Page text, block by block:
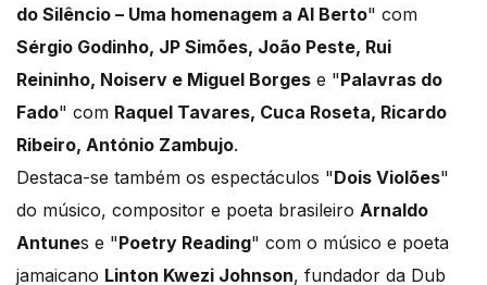
do Silêncio – Uma homenagem a Al Berto" com
Sérgio Godinho, JP Simões, João Peste, Rui
Reininho, Noiserv e Miguel Borges e "Palavras do
Fado" com Raquel Tavares, Cuca Roseta, Ricardo
Ribeiro, António Zambujo.
Destaca-se também os espectáculos "Dois Violões"
do músico, compositor e poeta brasileiro Arnaldo
Antunes e "Poetry Reading" com o músico e poeta
jamaicano Linton Kwezi Johnson, fundador da Dub